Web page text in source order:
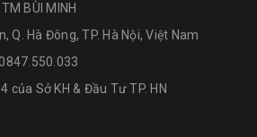
BÙI MINH
Q. Hà Đông, TP. Hà Nội, Việt Nam
của Sở KH & Đầu Tư TP. HN